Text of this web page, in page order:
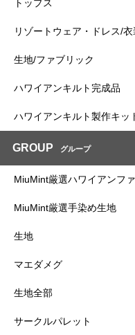
トップス
リゾートウェア・ドレス/衣
生地/ファブリック
ハワイアンキルト完成品
ハワイアンキルト製作キッ
GROUP グループ
MiuMint厳選ハワイアンフ
MiuMint厳選手染め生地
生地
マエダメグ
生地全部
サークルパレット